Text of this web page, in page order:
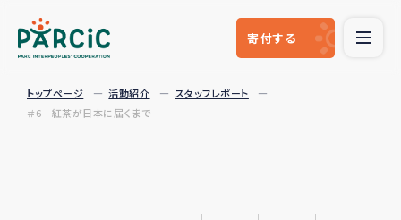
寄付する
トップページ 活動紹介
スタッフレポート
＃6 紅茶が日本に届くまで